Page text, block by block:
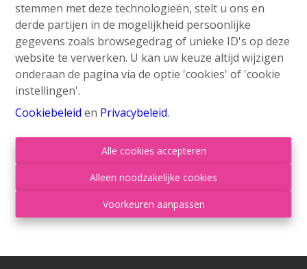
stemmen met deze technologieën, stelt u ons en
derde partijen in de mogelijkheid persoonlijke
gegevens zoals browsegedrag of unieke ID's op deze
website te verwerken. U kan uw keuze altijd wijzigen
onderaan de pagina via de optie 'cookies' of 'cookie
instellingen'.
Cookiebeleid en Privacybeleid.
Alle cookies accepteren
Alleen noodzakelijke cookies
Voorkeuren aanpassen
Contacteer ons
Grand'Route 548
info@roufosse.be
Privacy Statement